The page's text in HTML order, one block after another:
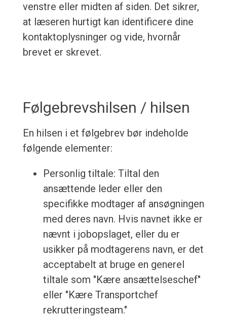
venstre eller midten af siden. Det sikrer,
at læseren hurtigt kan identificere dine
kontaktoplysninger og vide, hvornår
brevet er skrevet.
Følgebrevshilsen / hilsen
En hilsen i et følgebrev bør indeholde
følgende elementer:
Personlig tiltale: Tiltal den
ansættende leder eller den
specifikke modtager af ansøgningen
med deres navn. Hvis navnet ikke er
nævnt i jobopslaget, eller du er
usikker på modtagerens navn, er det
acceptabelt at bruge en generel
tiltale som "Kære ansættelseschef"
eller "Kære Transportchef
rekrutteringsteam."